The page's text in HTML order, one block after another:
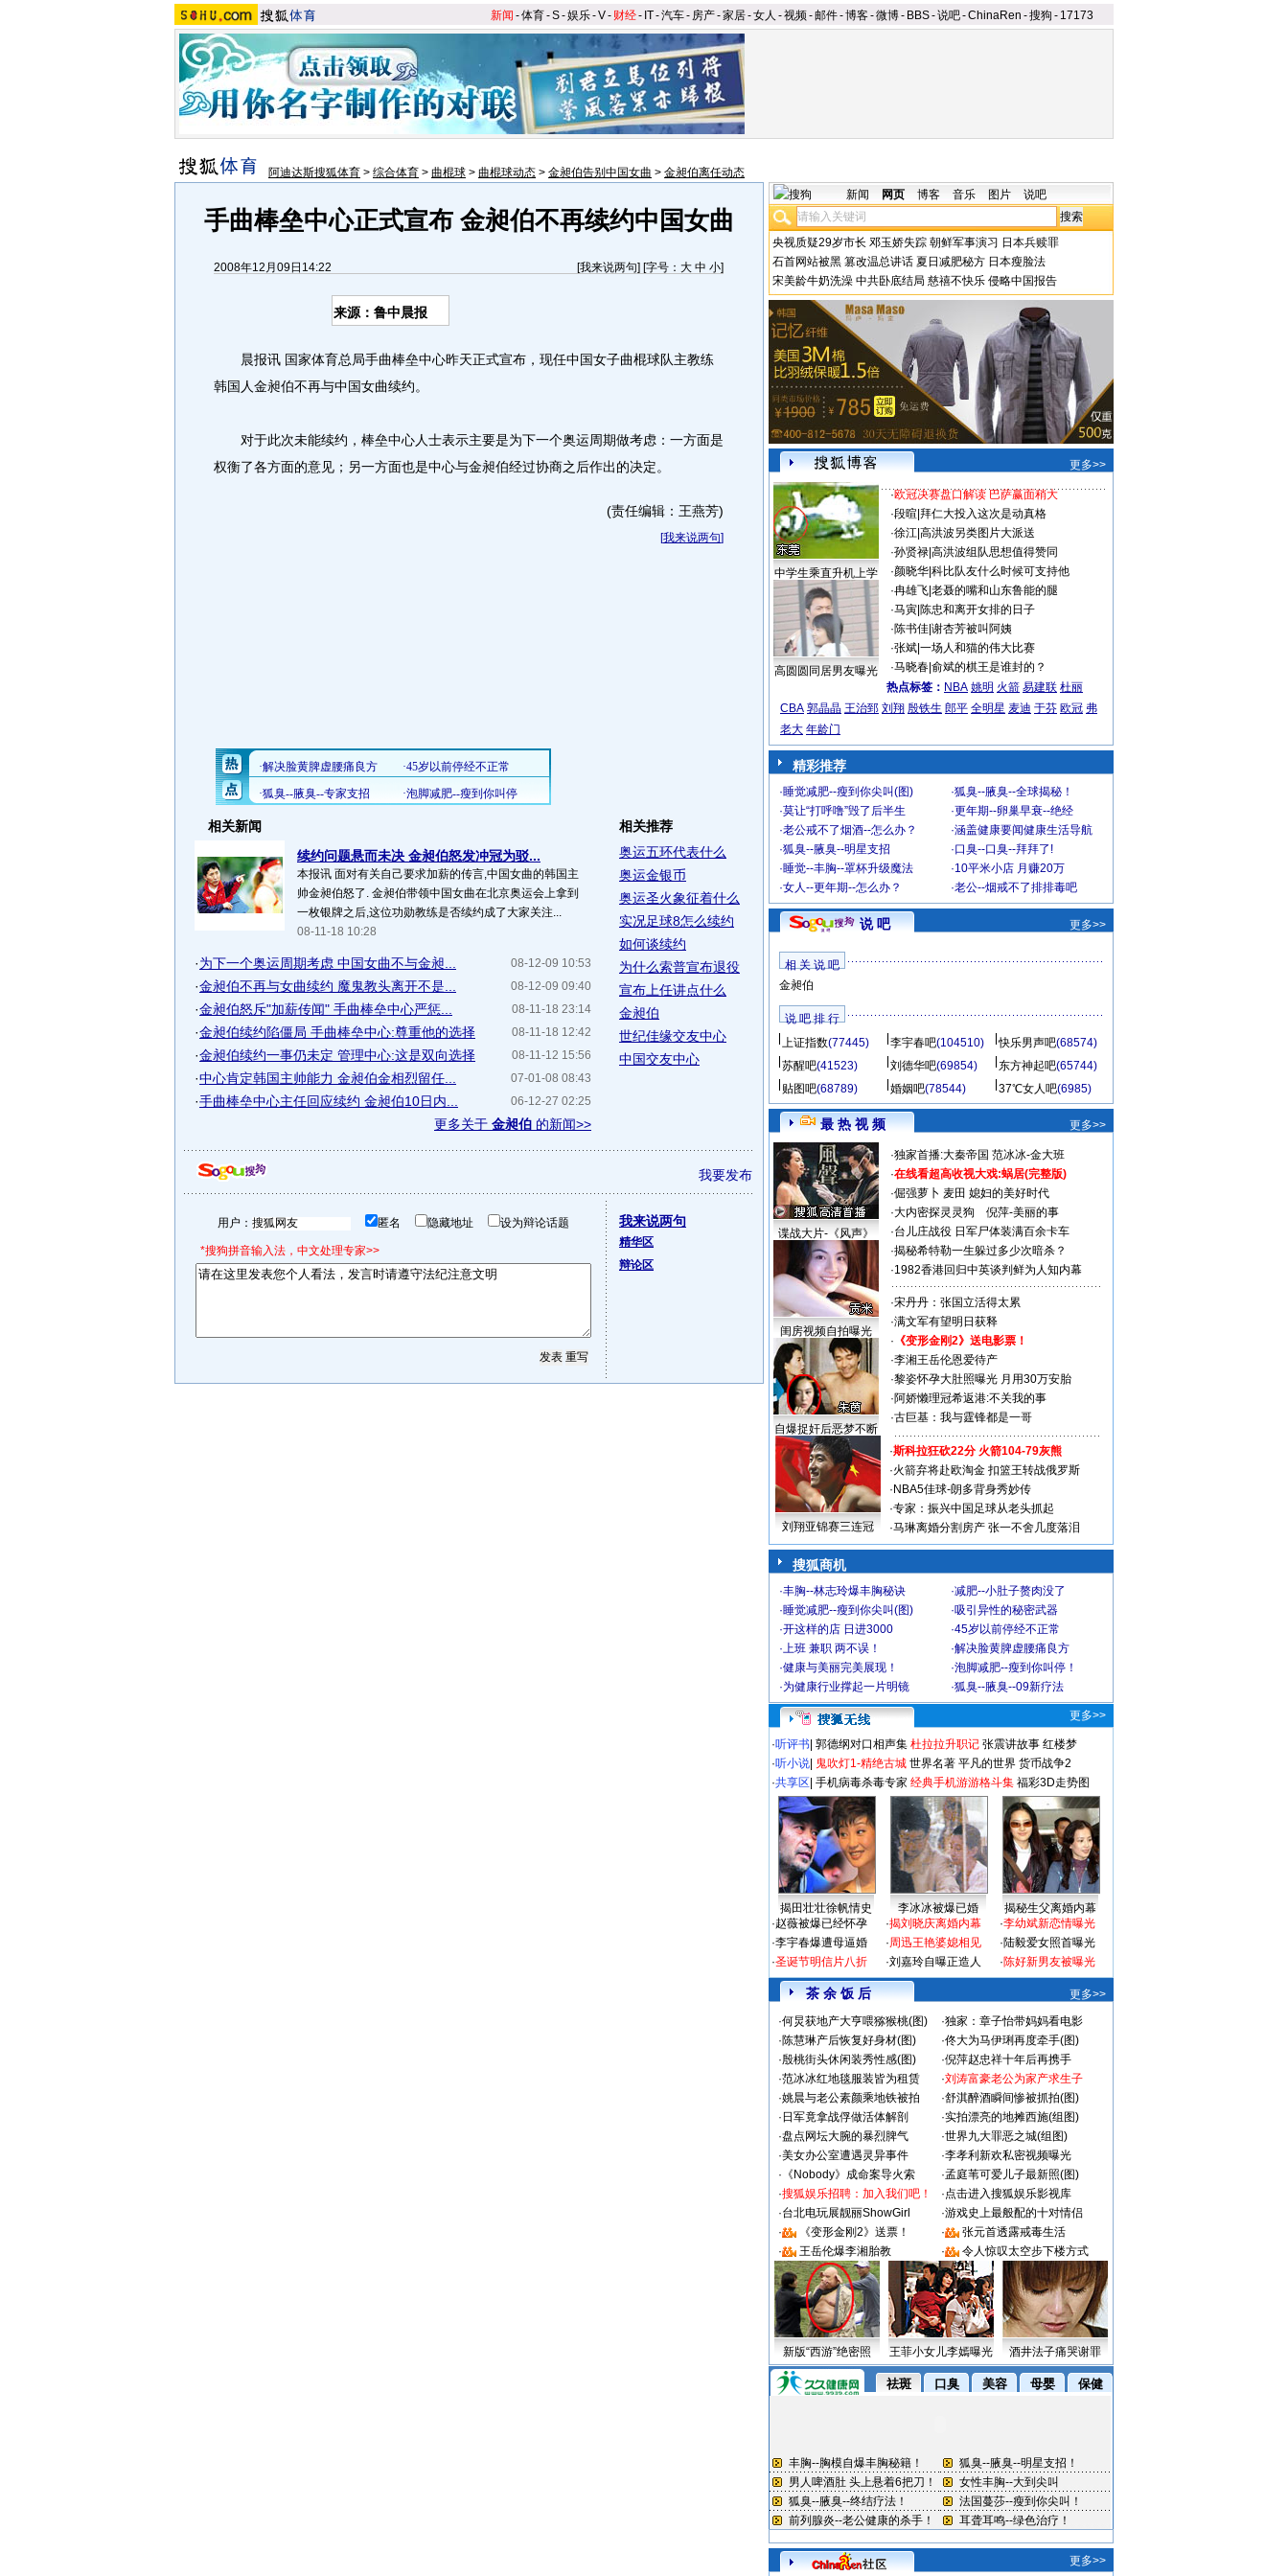
新闻 -体育-S-娱乐-V- 财经- IT-汽车- 房产-家居-女人 -视频-邮件-博客-微博- BBS-说吧-ChinaRen -搜狗 - 17173
阿迪达斯搜狐体育 > 综合体育 > 曲棍球 > 曲棍球动态 > 金昶伯告别中国女曲 > 金昶伯离任动态
手曲棒垒中心正式宣布 金昶伯不再续约中国女曲
2008年12月09日14:22 [我来说两句] [字号： 大 中 小]
来源：鲁中晨报
晨报讯 国家体育总局手曲棒垒中心昨天正式宣布，现任中国女子曲棍球队主教练
韩国人金昶伯不再与中国女曲续约。
对于此次未能续约，棒垒中心人士表示主要是为下一个奥运周期做考虑：一方面是
权衡了各方面的意见；另一方面也是中心与金昶伯经过协商之后作出的决定。
(责任编辑：王燕芳)
[我来说两句]
相关新闻
续约问题悬而未决 金昶伯怒发冲冠为驳...
本报讯 面对有关自己要求加薪的传言,中国女曲的韩国主
帅金昶伯怒了. 金昶伯带领中国女曲在北京奥运会上拿到
一枚银牌之后,这位功勋教练是否续约成了大家关注...
08-11-18 10:28
08-12-09 10:53
·为下一个奥运周期考虑 中国女曲不与金昶...
08-12-09 09:40
·金昶伯不再与女曲续约 魔鬼教头离开不是...
08-11-18 23:14
·金昶伯怒斥"加薪传闻" 手曲棒垒中心严惩...
08-11-18 12:42
·金昶伯续约陷僵局 手曲棒垒中心:尊重他的选择
08-11-12 15:56
·金昶伯续约一事仍未定 管理中心:这是双向选择
07-01-08 08:43
·中心肯定韩国主帅能力 金昶伯金相烈留任...
06-12-27 02:25
·手曲棒垒中心主任回应续约 金昶伯10日内...
更多关于 金昶伯 的新闻>>
相关推荐
奥运五环代表什么
奥运金银币
奥运圣火象征着什么
实况足球8怎么续约
如何谈续约
为什么索普宣布退役
宣布上任讲点什么
金昶伯
世纪佳缘交友中心
中国交友中心
我要发布
用户： 匿名 隐藏地址 设为辩论话题
*搜狗拼音输入法，中文处理专家>>
我来说两句
精华区
辩论区
新闻 网页 博客 音乐 图片 说吧
央视质疑29岁市长 邓玉娇失踪 朝鲜军事演习 日本兵赎罪
石首网站被黑 篡改温总讲话 夏日减肥秘方 日本瘦脸法
宋美龄牛奶洗澡 中共卧底结局 慈禧不快乐 侵略中国报告
更多>>
中学生乘直升机上学
高圆圆同居男友曝光
·欧冠决赛盘口解读 巴萨赢面稍大
·段暄 拜仁大投入这次是动真格
·徐江| 高洪波另类图片大派送
·孙贤禄| 高洪波组队思想值得赞同
·颜晓华| 科比队友什么时候可支持他
·冉雄飞| 老聂的嘴和山东鲁能的腿
·马寅| 陈忠和离开女排的日子
·陈书佳| 谢杏芳被叫阿姨
·张斌| 一场人和猫的伟大比赛
·马晓春| 俞斌的棋王是谁封的？
热点标签： NBA 姚明 火箭 易建联 杜丽
CBA 郭晶晶 王治郅 刘翔 殷铁生 郎平 全明星 麦迪 于芬 欧冠 弗
老大 年龄门
精彩推荐
·睡觉减肥--瘦到你尖叫(图) ·狐臭--腋臭--全球揭秘！
·莫让“打呼噜”毁了后半生 ·更年期--卵巢早衰--绝经
·老公戒不了烟酒--怎么办？ ·涵盖健康要闻健康生活导航
·狐臭--腋臭--明星支招 ·口臭--口臭--拜拜了!
·睡觉--丰胸--罩杯升级魔法 ·10平米小店 月赚20万
·女人--更年期--怎么办？ ·老公--烟戒不了排排毒吧
说 吧 更多>>
相 关 说 吧
金昶伯
说 吧 排 行
上证指数(77445) 李宇春吧(104510) 快乐男声吧(68574)
苏醒吧(41523) 刘德华吧(69854) 东方神起吧(65744)
贴图吧(68789) 婚姻吧(78544) 37℃女人吧(6985)
最 热 视 频 更多>>
谍战大片-《风声》
闺房视频自拍曝光
自爆捉奸后恶梦不断
·独家首播:大秦帝国 范冰冰-金大班
·在线看超高收视大戏:蜗居(完整版)
·倔强萝卜 麦田 媳妇的美好时代
·大内密探灵灵狗
倪萍-美丽的事
·台儿庄战役 日军尸体装满百余卡车
·揭秘希特勒一生躲过多少次暗杀？
·1982香港回归中英谈判鲜为人知内幕
·宋丹丹：张国立活得太累
·满文军有望明日获释
· 《变形金刚2》送电影票！
·李湘王岳伦恩爱待产
·黎姿怀孕大肚照曝光 月用30万安胎
·阿娇懒理冠希返港:不关我的事
·古巨基：我与霆锋都是一哥
刘翔亚锦赛三连冠
·斯科拉狂砍22分 火箭104-79灰熊
·火箭弃将赴欧淘金 扣篮王转战俄罗斯
· NBA5佳球-朗多背身秀妙传
·专家：振兴中国足球从老头抓起
·马琳离婚分割房产 张一不舍几度落泪
搜狐商机
·丰胸--林志玲爆丰胸秘诀 ·减肥--小肚子赘肉没了
·睡觉减肥--瘦到你尖叫(图) ·吸引异性的秘密武器
·开这样的店 日进3000 ·45岁以前停经不正常
·上班 兼职 两不误！ ·解决脸黄脾虚腰痛良方
·健康与美丽完美展现！ ·泡脚减肥--瘦到你叫停！
·为健康行业撑起一片明镜 ·狐臭--腋臭--09新疗法
更多>>
·听评书 郭德纲对口相声集 杜拉拉升职记 张震讲故事 红楼梦
·听小说 鬼吹灯1-精绝古城 世界名著 平凡的世界 货币战争2
·共享区 手机病毒杀毒专家 经典手机游游格斗集 福彩3D走势图
揭田壮壮徐帆情史 李冰冰被爆已婚
揭秘生父离婚内幕
·赵薇被爆已经怀孕
·李宇春爆遭母逼婚
·圣诞节明信片八折
·揭刘晓庆离婚内幕
·周迅王艳婆媳相见
·刘嘉玲自曝正造人
·李幼斌新恋情曝光
·陆毅爱女照首曝光
·陈好新男友被曝光
茶 余 饭 后
更多>>
·何炅获地产大亨喂猕猴桃(图) ·独家：章子怡带妈妈看电影
·陈慧琳产后恢复好身材(图) ·佟大为马伊琍再度牵手(图)
·殷桃街头休闲装秀性感(图) ·倪萍赵忠祥十年后再携手
·范冰冰红地毯服装皆为租赁 ·刘涛富豪老公为家产求生子
·姚晨与老公素颜乘地铁被拍 ·舒淇醉酒瞬间惨被抓拍(图)
· 日军竟拿战俘做活体解剖 ·实拍漂亮的地摊西施(组图)
·盘点网坛大腕的暴烈脾气 ·世界九大罪恶之城(组图)
·美女办公室遭遇灵异事件 ·李孝利新欢私密视频曝光
· 《Nobody》成命案导火索 ·孟庭苇可爱儿子最新照(图)
·搜狐娱乐招聘：加入我们吧！ ·点击进入搜狐娱乐影视库
·台北电玩展靓丽ShowGirl ·游戏史上最般配的十对情侣
·
《变形金刚2》送票！ ·
张元首透露戒毒生活
·
王岳伦爆李湘胎教 · 令人惊叹太空步下楼方式
新版“西游”绝密照 王菲小女儿李嫣曝光 酒井法子痛哭谢罪
更多>>